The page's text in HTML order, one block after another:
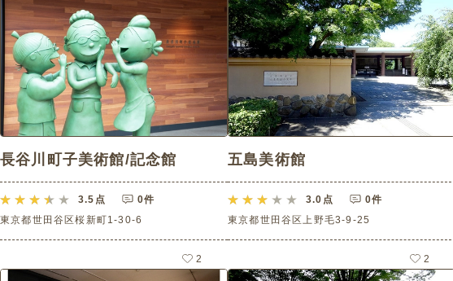
長谷川町子美術館/記念館
3.5 点
0件
東京都世田谷区桜新町1-30-6
2
五島美術館
3.0 点
0件
東京都世田谷区上野毛3-9-25
2